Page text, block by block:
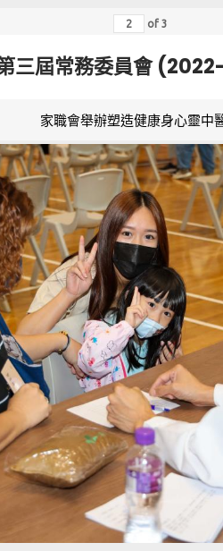
of 3
三屆常務委員會
家職會舉辦塑造健康身心靈中